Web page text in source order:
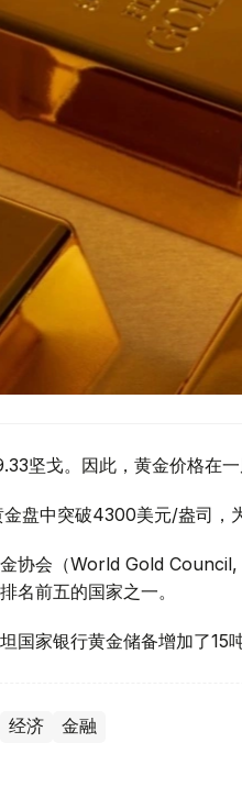
坚戈。因此，黄金价格在
盘中突破4300美元/盎司，
金协会（World Gold
名前五的国家之一。
国家银行黄金储备增加了15吨
经济 金融